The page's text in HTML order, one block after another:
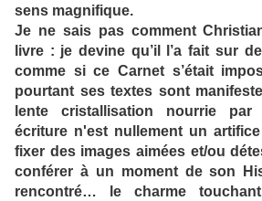
sens magnifique.
Je ne sais pas comment
livre : je devine qu’il l’a fait sur
comme si ce Carnet s’était
pourtant ses textes sont
lente cristallisation nourrie
écriture n'est nullement un
fixer des images aimées et/ou
conférer à un moment de son
rencontré… le charme